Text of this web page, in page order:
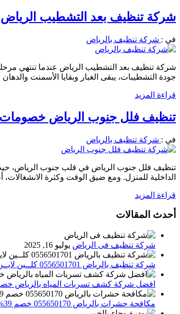
شركة تنظيف بعد التشطيب الرياض خصم 39% اطلب الان 0556501701
في : شركة تنظيف بالرياض
شركة تنظيف بعد التشطيب الرياض عندما تنتهي
جودة التشطيبات، يبقى الغبار وبقايا الأسمنت
قراءة المزيد
تنظيف فلل جنوب الرياض خصومات تصل الي 39%
في : شركة تنظيف بالرياض
تنظيف فلل جنوب الرياض في قلب جنوب الرياض، حيث
الداخلية للمنزل. ومع ضيق الوقت وكثرة
قراءة المزيد
أحدث المقالات
شركة تنظيف فى الرياض يوليو 16, 2025
شركة تنظيف بالرياض 0556501701 كلــين لايــن خصم 39% تنظيف وتعقيم المنازل باحدث الاجهزة
افضل شركة كشف تسربات المياه بالرياض خصم 39% اطلب الان 0556501701‬‏ – تقارير
مكافحة حشرات بالرياض 055650170 خصم 39% القضاء التام علي الحشرات والقوارض